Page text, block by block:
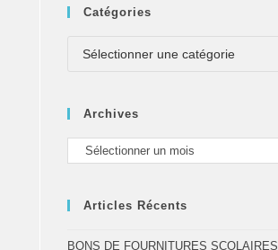
Catégories
Archives
Articles Récents
BONS DE FOURNITURES SCOLAIRES